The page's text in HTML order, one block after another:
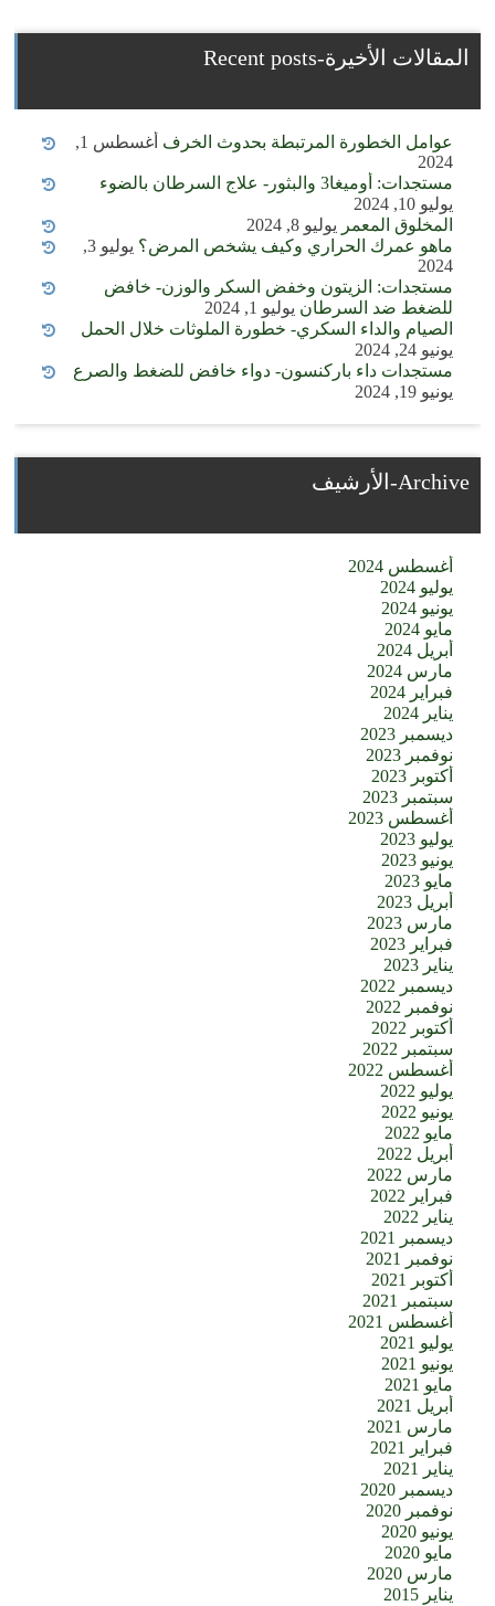
المقالات الأخيرة-Recent posts
عوامل الخطورة المرتبطة بحدوث الخرف
أغسطس 1,
2024
مستجدات: أوميغا3 والبثور- علاج السرطان بالضوء
يوليو 10, 2024
المخلوق المعمر يوليو 8, 2024
ماهو عمرك الحراري وكيف يشخص المرض؟
يوليو 3,
2024
مستجدات: الزيتون وخفض السكر والوزن- خافض
للضغط ضد السرطان يوليو 1, 2024
الصيام والداء السكري- خطورة الملوثات خلال الحمل
يونيو 24, 2024
مستجدات داء باركنسون- دواء خافض للضغط والصرع
يونيو 19, 2024
Archive-الأرشيف
أغسطس 2024
يوليو 2024
يونيو 2024
مايو 2024
أبريل 2024
مارس 2024
فبراير 2024
يناير 2024
ديسمبر 2023
نوفمبر 2023
أكتوبر 2023
سبتمبر 2023
أغسطس 2023
يوليو 2023
يونيو 2023
مايو 2023
أبريل 2023
مارس 2023
فبراير 2023
يناير 2023
ديسمبر 2022
نوفمبر 2022
أكتوبر 2022
سبتمبر 2022
أغسطس 2022
يوليو 2022
يونيو 2022
مايو 2022
أبريل 2022
مارس 2022
فبراير 2022
يناير 2022
ديسمبر 2021
نوفمبر 2021
أكتوبر 2021
سبتمبر 2021
أغسطس 2021
يوليو 2021
يونيو 2021
مايو 2021
أبريل 2021
مارس 2021
فبراير 2021
يناير 2021
ديسمبر 2020
نوفمبر 2020
يونيو 2020
مايو 2020
مارس 2020
يناير 2015